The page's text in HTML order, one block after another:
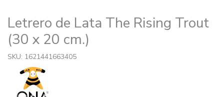
Letrero de Lata The Rising Trout
(30 x 20 cm.)
SKU: 1621441663405